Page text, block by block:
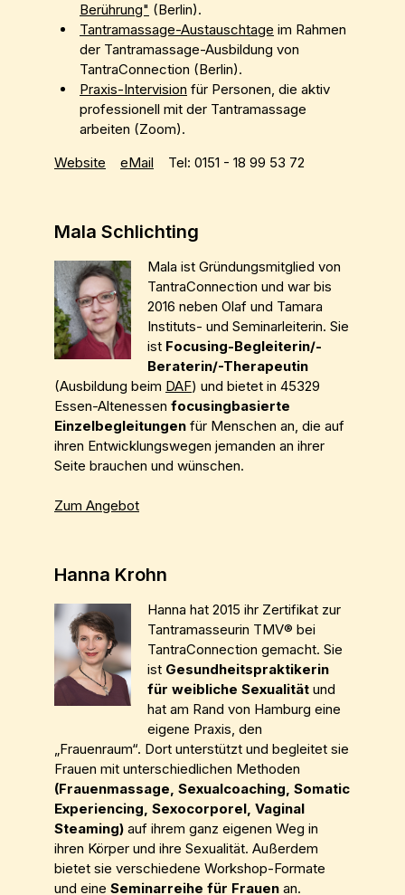
Berührung" (Berlin).
Tantramassage-Austauschtage im Rahmen
der Tantramassage-Ausbildung von
TantraConnection (Berlin).
Praxis-Intervision für Personen, die aktiv
professionell mit der Tantramassage
arbeiten (Zoom).
Website
eMail Tel: 0151 - 18 99 53 72
Mala Schlichting
Mala ist Gründungsmitglied von
TantraConnection und war bis
2016 neben Olaf und Tamara
Instituts- und Seminarleiterin. Sie
ist Focusing-Begleiterin/-
Beraterin/-Therapeutin
(Ausbildung beim DAF) und bietet in 45329
Essen-Altenessen focusingbasierte
Einzelbegleitungen für Menschen an, die auf
ihren Entwicklungswegen jemanden an ihrer
Seite brauchen und wünschen.
Zum Angebot
Hanna Krohn
Hanna hat 2015 ihr Zertifikat zur
Tantramasseurin TMV® bei
TantraConnection gemacht. Sie
ist Gesundheitspraktikerin
für weibliche Sexualität und
hat am Rand von Hamburg eine
eigene Praxis, den
„Frauenraum“. Dort unterstützt und begleitet sie
Frauen mit unterschiedlichen Methoden
(Frauenmassage, Sexualcoaching, Somatic
Experiencing, Sexocorporel, Vaginal
Steaming) auf ihrem ganz eigenen Weg in
ihren Körper und ihre Sexualität. Außerdem
bietet sie verschiedene Workshop-Formate
und eine Seminarreihe für Frauen an.